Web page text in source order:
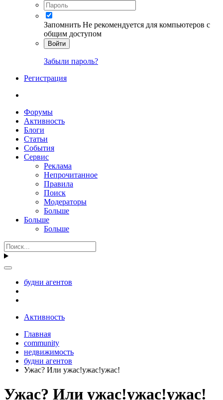
Запомнить Не рекомендуется для компьютеров с
общим доступом
Войти
Забыли пароль?
Регистрация
Форумы
Активность
Блоги
Статьи
События
Сервис
Реклама
Непрочитанное
Правила
Поиск
Модераторы
Больше
Больше
Больше
будни агентов
Активность
Главная
community
недвижимость
будни агентов
Ужас? Или ужас!ужас!ужас!
Ужас? Или ужас!ужас!ужас!